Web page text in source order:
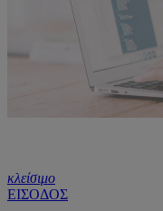
κλείσιμο
ΕΙΣΟΔΟΣ